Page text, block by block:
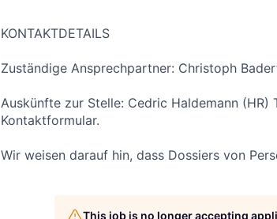
KONTAKTDETAILS
Zuständige Ansprechpartner: Christoph
Auskünfte zur Stelle: Cedric Haldemann
Kontaktformular.
Wir weisen darauf hin, dass Dossiers von
This job is no longer accepting